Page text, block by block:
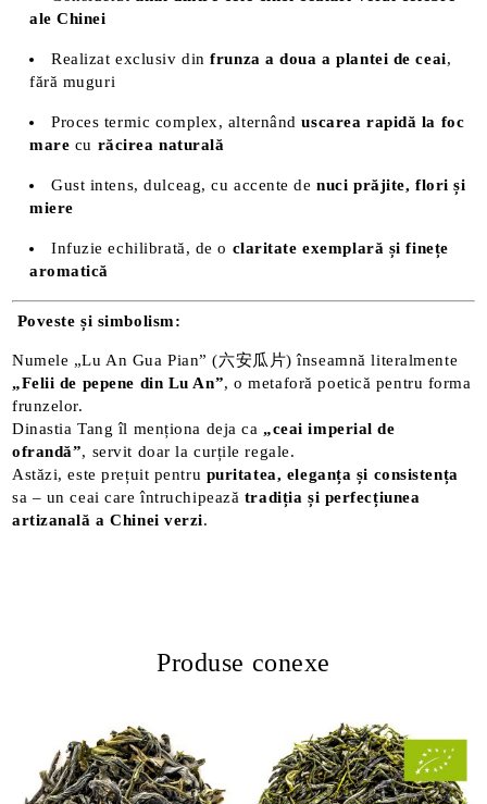
ale Chinei
Realizat exclusiv dinfrunza a doua a plantei de ceai,
fără muguri
Proces termic complex, alternânduscarea rapidă la foc
mare cu răcirea naturală
Gust intens, dulceag, cu accente denuci prăjite, flori și
miere
Infuzie echilibrată, de o claritate exemplară și finețe
aromatică
Poveste și simbolism:
Numele „Lu An Gua Pian” (六安瓜片) înseamnă literalmente
„Felii de pepene din Lu An”, o metaforă poetică pentru forma
frunzelor.
Dinastia Tang îl menționa deja ca „ceai imperial de
ofrandă”, servit doar la curțile regale.
Astăzi, este prețuit pentru puritatea, eleganța și consistența
sa – un ceai care întruchipează tradiția și perfecțiunea
artizanală a Chinei verzi.
Produse conexe